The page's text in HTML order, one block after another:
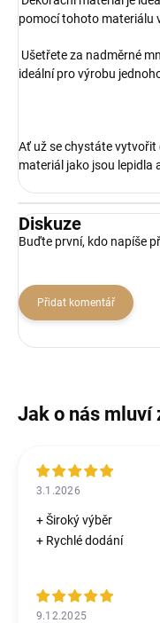
pomocí tohoto materiálu
Ušetřete za nadměrné
ideální pro výrobu
Ať už se chystáte vytvořit
materiál jako jsou lepidla
Diskuze
Buďte první, kdo napíše
Přidat komentář
3.1.2026
+ Široký výběr
+ Rychlé dodání
9.12.2025